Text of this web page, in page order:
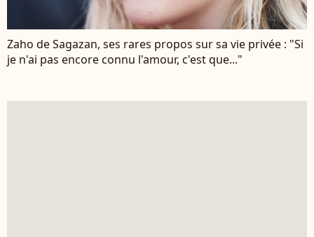
Zaho de Sagazan, ses rares propos sur sa vie privée : "Si
je n'ai pas encore connu l'amour, c'est que..."